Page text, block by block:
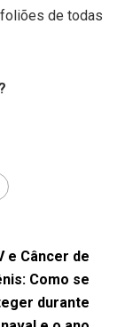
de todas
e Câncer de
Como se
durante